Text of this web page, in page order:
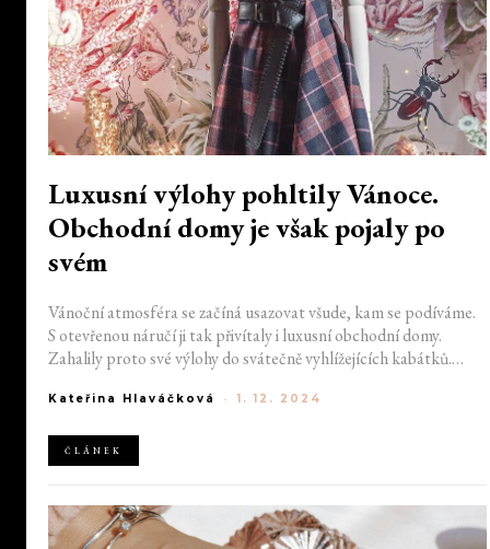
Luxusní výlohy pohltily Vánoce.
Obchodní domy je však pojaly po
svém
Vánoční atmosféra se začíná usazovat všude, kam se podíváme.
S otevřenou náručí ji tak přivítaly i luxusní obchodní domy.
Zahalily proto své výlohy do svátečně vyhlížejících kabátků.
kouzelné výlohy, lákající nejen na letošní Vánoce, ale i
Kateřina Hlaváčková - 1. 12. 2024
ČLÁNEK